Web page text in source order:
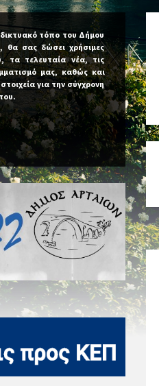
τόπο του Δήμου
θα σας δώσει χρήσιμες
τα τελευταία νέα, τις
μας, καθώς και
για την σύγχρονη